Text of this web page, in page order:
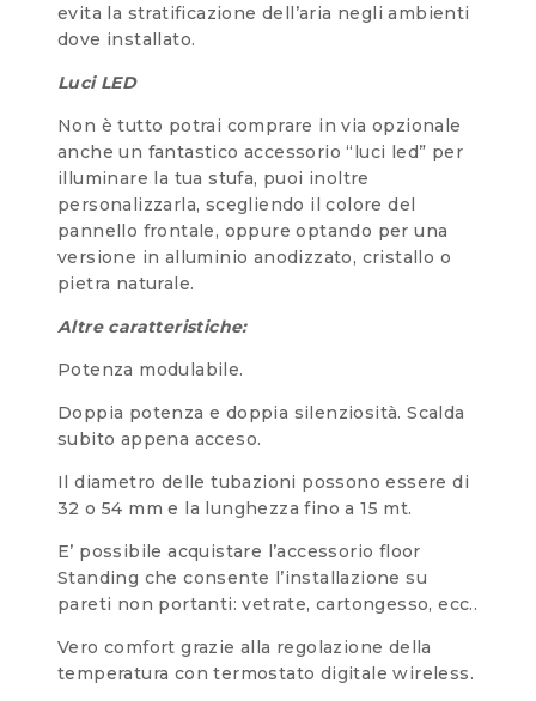
evita la stratificazione dell’aria negli ambienti
dove installato.
Luci LED
Non è tutto potrai comprare in via opzionale
anche un fantastico accessorio “luci led” per
illuminare la tua stufa, puoi inoltre
personalizzarla, scegliendo il colore del
pannello frontale, oppure optando per una
versione in alluminio anodizzato, cristallo o
pietra naturale.
Altre caratteristiche:
Potenza modulabile.
Doppia potenza e doppia silenziosità. Scalda
subito appena acceso.
Il diametro delle tubazioni possono essere di
32 o 54 mm e la lunghezza fino a 15 mt.
E’ possibile acquistare l’accessorio floor
Standing che consente l’installazione su
pareti non portanti: vetrate, cartongesso, ecc..
Vero comfort grazie alla regolazione della
temperatura con termostato digitale wireless.